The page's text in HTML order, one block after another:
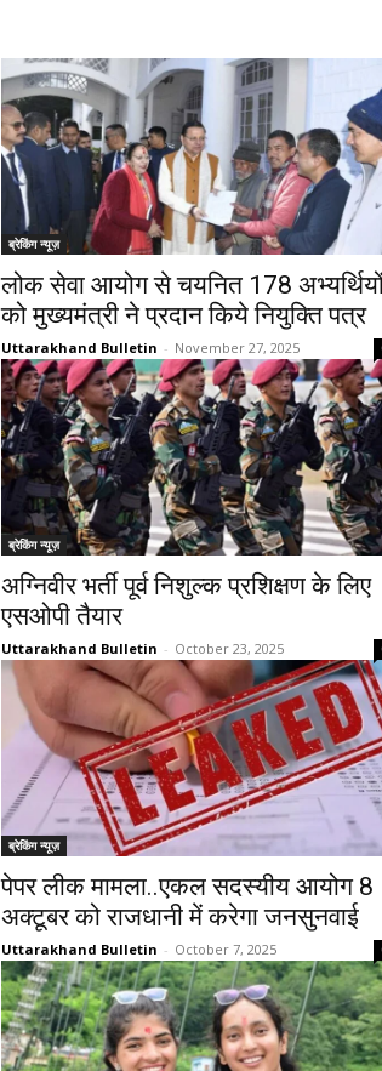
ब्रेकिंग न्यूज़
लोक सेवा आयोग से चयनित 178
को मुख्यमंत्री ने प्रदान किये नियुक्ति पत्र
Uttarakhand Bulletin - November 27, 2025
ब्रेकिंग न्यूज़
अग्निवीर भर्ती पूर्व निशुल्क प्रशिक्षण के लिए
एसओपी तैयार
Uttarakhand Bulletin - October 23, 2025
ब्रेकिंग न्यूज़
पेपर लीक मामला..एकल सदस्यीय आयोग 8
अक्टूबर को राजधानी में करेगा जनसुनवाई
Uttarakhand Bulletin - October 7, 2025